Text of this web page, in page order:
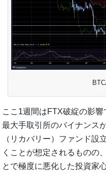
ここ1週間はFTX破綻の影
最大手取引所のバイナンス
（リカバリー）ファンド設
くことが想定されるものの
とで極度に悪化した投資家